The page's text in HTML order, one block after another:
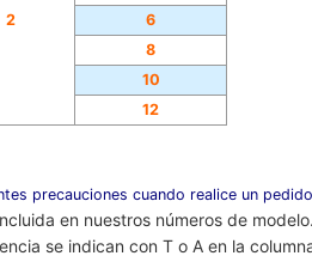
2
6
8
10
12
precauciones cuando realice un
en nuestros números de
se indican con T o A en la